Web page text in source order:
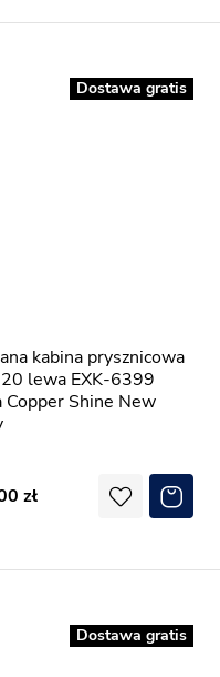
lewa EXK-6399
Copper Shine New
Dostawa gratis
Dostawa gratis